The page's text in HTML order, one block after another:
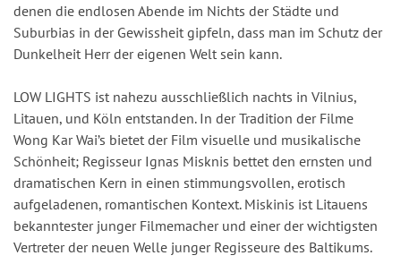
denen die endlosen Abende im Nichts der Städte und
Suburbias in der Gewissheit gipfeln, dass man im Schutz der
Dunkelheit Herr der eigenen Welt sein kann.
LOW LIGHTS ist nahezu ausschließlich nachts in Vilnius,
Litauen, und Köln entstanden. In der Tradition der Filme
Wong Kar Wai’s bietet der Film visuelle und musikalische
Schönheit; Regisseur Ignas Misknis bettet den ernsten und
dramatischen Kern in einen stimmungsvollen, erotisch
aufgeladenen, romantischen Kontext. Miskinis ist Litauens
bekanntester junger Filmemacher und einer der wichtigsten
Vertreter der neuen Welle junger Regisseure des Baltikums.